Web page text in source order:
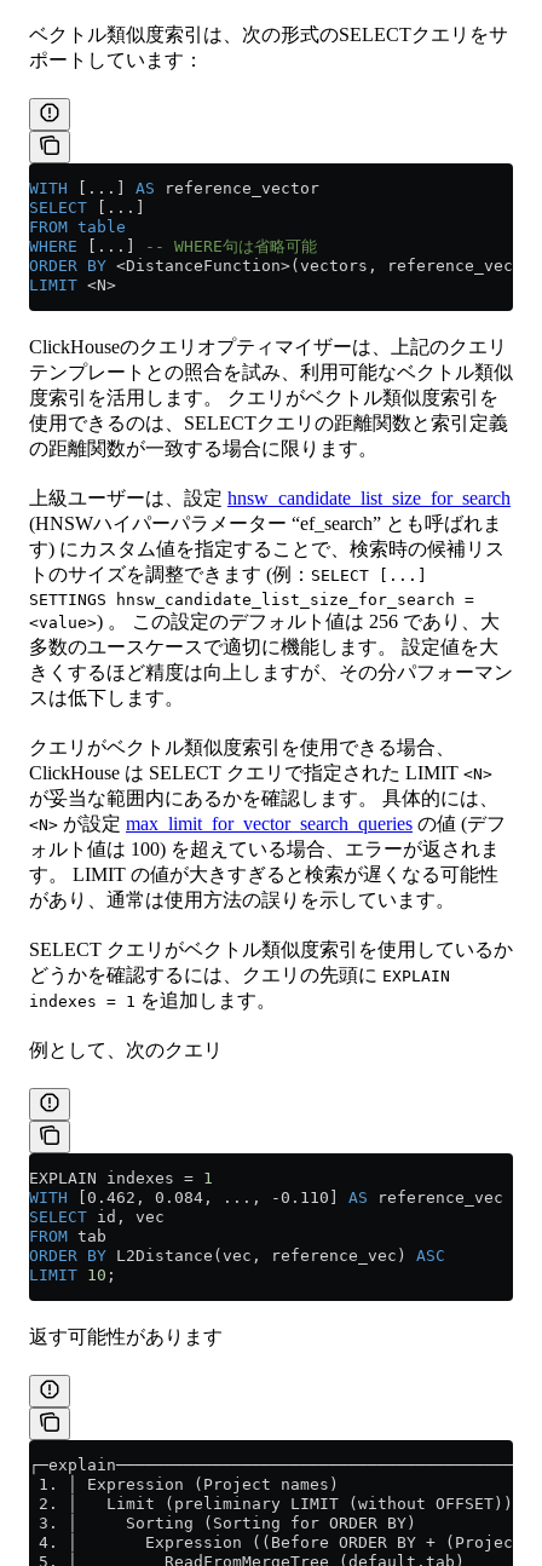
ベクトル類似度索引は、次の形式のSELECTクエリをサ
ポートしています：
WITH [...] AS reference_vector
SELECT [...]
FROM table
WHERE [...]
-- WHERE句は省略可能
ORDER BY <DistanceFunction>(vectors,
LIMIT <N>
ClickHouseのクエリオプティマイザーは、上記のクエリ
テンプレートとの照合を試み、利用可能なベクトル類似
度索引を活用します。 クエリがベクトル類似度索引を
使用できるのは、SELECTクエリの距離関数と索引定義
の距離関数が一致する場合に限ります。
上級ユーザーは、設定 hnsw_candidate_list_size_for_search
(HNSWハイパーパラメーター “ef_search” とも呼ばれま
す) にカスタム値を指定することで、検索時の候補リス
トのサイズを調整できます (例： SELECT [...]
SETTINGS hnsw_candidate_list_size_for_search =
<value>) 。 この設定のデフォルト値は 256 であり、大
多数のユースケースで適切に機能します。 設定値を大
きくするほど精度は向上しますが、その分パフォーマン
スは低下します。
クエリがベクトル類似度索引を使用できる場合、
ClickHouse は SELECT クエリで指定された LIMIT <N>
が妥当な範囲内にあるかを確認します。 具体的には、
<N> が設定 max_limit_for_vector_search_queries の値 (デフ
ォルト値は 100) を超えている場合、エラーが返されま
す。 LIMIT の値が大きすぎると検索が遅くなる可能性
があり、通常は使用方法の誤りを示しています。
SELECT クエリがベクトル類似度索引を使用しているか
どうかを確認するには、クエリの先頭に EXPLAIN
indexes = 1 を追加します。
例として、次のクエリ
EXPLAIN indexes = 1
WITH [0.462, 0.084, ..., -0.110] AS reference_vec
SELECT id, vec
FROM tab
ORDER BY L2Distance(vec, reference_vec) ASC
LIMIT 10 ;
返す可能性があります
1. │ Expression (Project names)
2. │   Limit (preliminary LIMIT (without
3. │     Sorting (Sorting for ORDER BY)
4. │       Expression ((Before ORDER BY +
5. │         ReadFromMergeTree